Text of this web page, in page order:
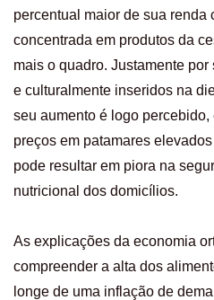
percentual maior de sua renda
concentrada em produtos da
mais o quadro. Justamente
e culturalmente inseridos na
seu aumento é logo
preços em patamares
pode resultar em piora na
nutricional dos domicílios.
As explicações da economia
compreender a alta dos
longe de uma inflação de